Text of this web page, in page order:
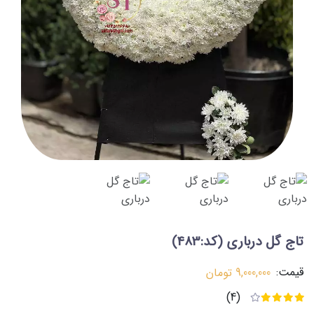
تاج گل درباری (کد:483)
قیمت: 9,000,000 تومان
(4)